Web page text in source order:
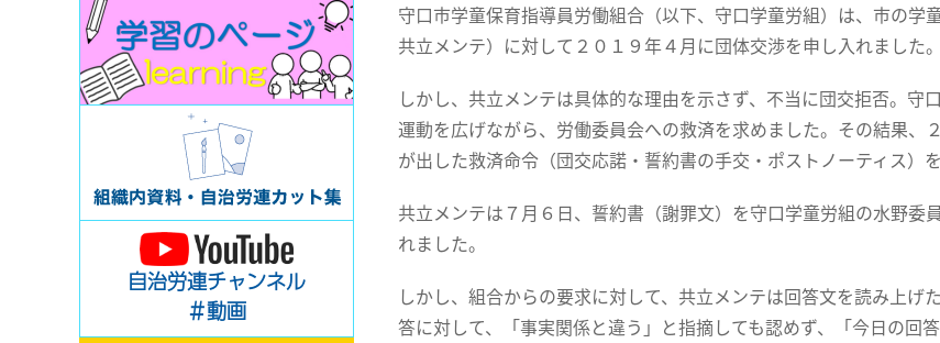
自治労連チャンネル
＃動画
守口市学童保育指導員労働組合（以下、守口学童労組）は、市の学
共立メンテ）に対して２０１９年４月に団体交渉を申し入れました。
しかし、共立メンテは具体的な理由を示さず、不当に団交拒否。
運動を広げながら、労働委員会への救済を求めました。その結果
が出した救済命令（団交応諾・誓約書の手交・ポストノーティス）
共立メンテは７月６日、誓約書（謝罪文）を守口学童労組の水野
れました。
しかし、組合からの要求に対して、共立メンテは回答文を読み上
答に対して、「事実関係と違う」と指摘しても認めず、「今日の回